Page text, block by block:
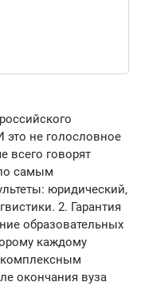
это не голословное
всего говорят
самым
юридический,
2. Гарантия
образовательных
каждому
комплексным
окончания вуза